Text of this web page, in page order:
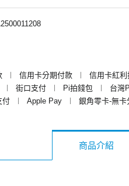
︱ 信用卡分期付款 ︱ 信用卡紅利
︱ 街口支付 ︱ Pi拍錢包 ︱ 台灣
付 ︱ Apple Pay ︱ 銀角零卡-無卡
商品介紹